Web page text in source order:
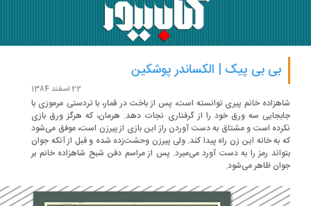
بی بی پیک | الکساندر پوشکین
خانم پیری توانسته است، پس از باخت در قمار، با تردستی مرموزی با
سه ورق خود را از گرفتاری نجات دهد. هرمان، که هرگز ورق بازی
است و مشتاق به دست آوردن راز این بازی از پیرزن است، موفق می‌شود
به خانه این زن راه پیدا کند. ولی پیرزن وحشت‌زده شده و قبل از آنکه جوان
رمز را به دست آورد می‌میرد. پس از مراسم دفن شبح شاهزاده خانم بر
ظاهر می‌شود.